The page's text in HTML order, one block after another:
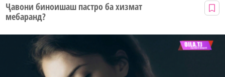
Ҷавони биноишаш пастро ба хизмат
мебаранд?